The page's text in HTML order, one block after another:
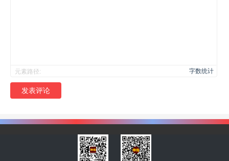
元素路径: 字数统计
发表评论